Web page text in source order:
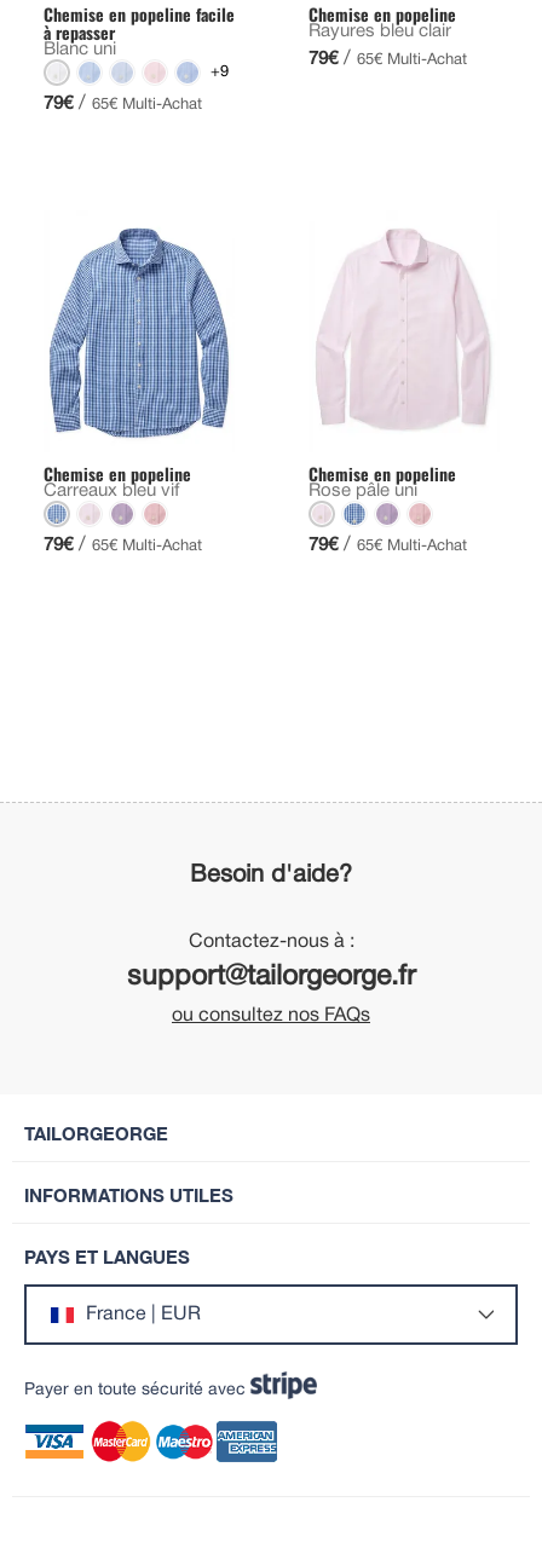
Chemise en popeline facile
à repasser
Blanc uni
+9
79€ / 65€ Multi-Achat
Chemise en popeline
Rayures bleu clair
79€ / 65€ Multi-Achat
Chemise en popeline
Carreaux bleu vif
79€ / 65€ Multi-Achat
Chemise en popeline
Rose pâle uni
79€ / 65€ Multi-Achat
Besoin d'aide?
Contactez-nous à :
support@tailorgeorge.fr
ou consultez nos FAQs
TAILORGEORGE
INFORMATIONS UTILES
PAYS ET LANGUES
France | EUR
Payer en toute sécurité avec